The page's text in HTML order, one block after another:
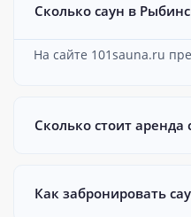
Сколько саун в
На сайте 101sauna.ru
Сколько стоит
Как забронировать